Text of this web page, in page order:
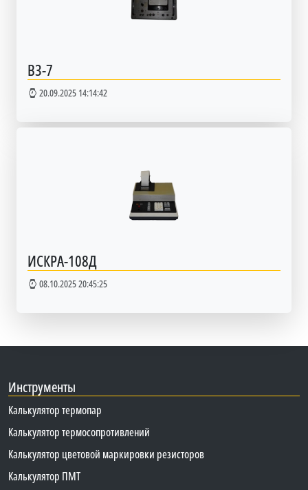
В3-7
20.09.2025 14:14:42
ИСКРА-108Д
08.10.2025 20:45:25
Инструменты
Калькулятор термопар
Калькулятор термосопротивлений
Калькулятор цветовой маркировки резисторов
Калькулятор ПМТ